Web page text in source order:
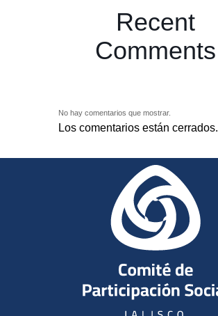
Recent
Comments
No hay comentarios que mostrar.
Los comentarios están cerrados.